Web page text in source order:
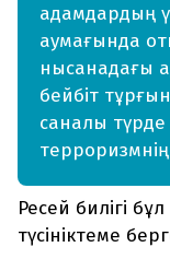
адамдардың
аумағында
нысанадағы
бейбіт
саналы
терроризмнің
Ресей билігі
түсініктеме